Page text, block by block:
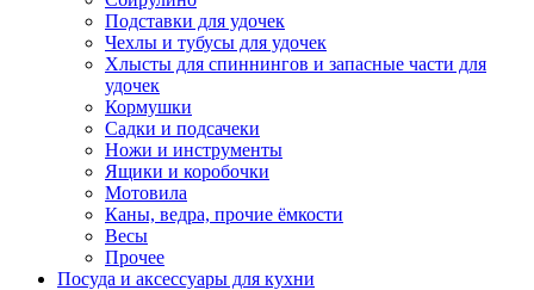
Подставки для удочек
Чехлы и тубусы для удочек
Хлысты для спиннингов и запасные части для
удочек
Кормушки
Садки и подсачеки
Ножи и инструменты
Ящики и коробочки
Мотовила
Каны, ведра, прочие ёмкости
Весы
Прочее
Посуда и аксессуары для кухни